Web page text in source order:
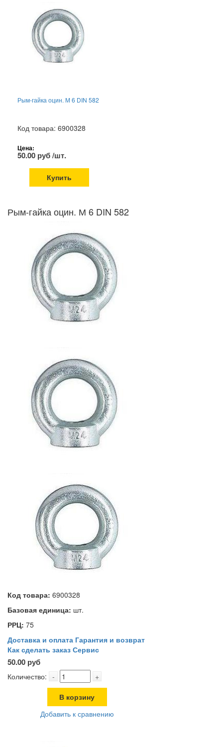
Рым-гайка оцин. М 6 DIN 582
Код товара: 6900328
Цена:
50.00 руб /шт.
Купить
Рым-гайка оцин. М 6 DIN 582
Код товара: 6900328
Базовая единица: шт.
РРЦ: 75
Доставка и оплата Гарантия и возврат
Как сделать заказ Сервис
50.00 руб
Количество: - +
В корзину
Добавить к сравнению